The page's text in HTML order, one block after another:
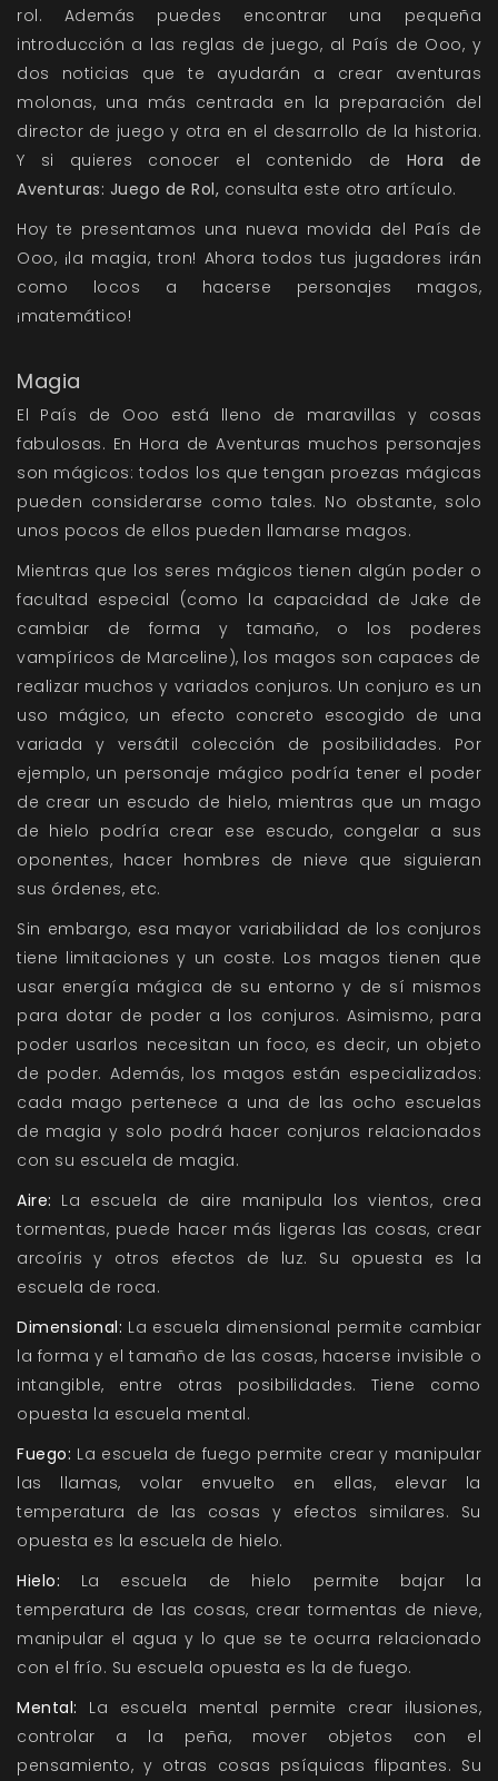
rol. Además puedes encontrar una pequeña
introducción a las reglas de juego, al País de Ooo, y
dos noticias que te ayudarán a crear aventuras
molonas, una más centrada en la preparación del
director de juego y otra en el desarrollo de la historia.
Y si quieres conocer el contenido de Hora de
Aventuras: Juego de Rol, consulta este otro artículo.
Hoy te presentamos una nueva movida del País de
Ooo, ¡la magia, tron! Ahora todos tus jugadores irán
como locos a hacerse personajes magos,
¡matemático!
Magia
El País de Ooo está lleno de maravillas y cosas
fabulosas. En Hora de Aventuras muchos personajes
son mágicos: todos los que tengan proezas mágicas
pueden considerarse como tales. No obstante, solo
unos pocos de ellos pueden llamarse magos.
Mientras que los seres mágicos tienen algún poder o
facultad especial (como la capacidad de Jake de
cambiar de forma y tamaño, o los poderes
vampíricos de Marceline), los magos son capaces de
realizar muchos y variados conjuros. Un conjuro es un
uso mágico, un efecto concreto escogido de una
variada y versátil colección de posibilidades. Por
ejemplo, un personaje mágico podría tener el poder
de crear un escudo de hielo, mientras que un mago
de hielo podría crear ese escudo, congelar a sus
oponentes, hacer hombres de nieve que siguieran
sus órdenes, etc.
Sin embargo, esa mayor variabilidad de los conjuros
tiene limitaciones y un coste. Los magos tienen que
usar energía mágica de su entorno y de sí mismos
para dotar de poder a los conjuros. Asimismo, para
poder usarlos necesitan un foco, es decir, un objeto
de poder. Además, los magos están especializados:
cada mago pertenece a una de las ocho escuelas
de magia y solo podrá hacer conjuros relacionados
con su escuela de magia.
Aire: La escuela de aire manipula los vientos, crea
tormentas, puede hacer más ligeras las cosas, crear
arcoíris y otros efectos de luz. Su opuesta es la
escuela de roca.
Dimensional: La escuela dimensional permite cambiar
la forma y el tamaño de las cosas, hacerse invisible o
intangible, entre otras posibilidades. Tiene como
opuesta la escuela mental.
Fuego: La escuela de fuego permite crear y manipular
las llamas, volar envuelto en ellas, elevar la
temperatura de las cosas y efectos similares. Su
opuesta es la escuela de hielo.
Hielo: La escuela de hielo permite bajar la
temperatura de las cosas, crear tormentas de nieve,
manipular el agua y lo que se te ocurra relacionado
con el frío. Su escuela opuesta es la de fuego.
Mental: La escuela mental permite crear ilusiones,
controlar a la peña, mover objetos con el
pensamiento, y otras cosas psíquicas flipantes. Su